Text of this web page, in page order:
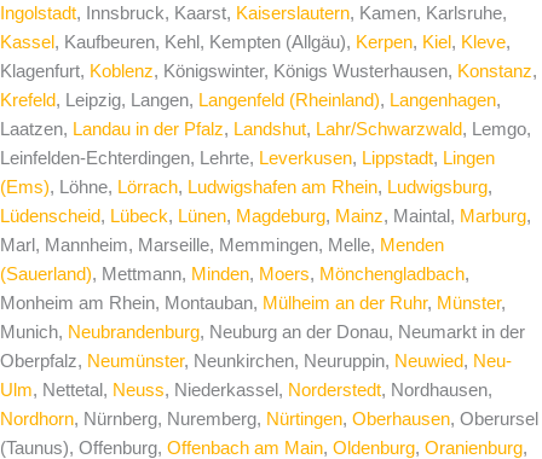
Ingolstadt, Innsbruck, Kaarst, Kaiserslautern, Kamen, Karlsruhe,
Kassel , Kaufbeuren, Kehl, Kempten (Allgäu), Kerpen, Kiel , Kleve,
Klagenfurt, Koblenz, Königswinter, Königs Wusterhausen, Konstanz,
Krefeld, Leipzig, Langen, Langenfeld (Rheinland), Langenhagen,
Laatzen, Landau in der Pfalz, Landshut, Lahr/Schwarzwald, Lemgo,
Leinfelden-Echterdingen, Lehrte, Leverkusen, Lippstadt, Lingen
(Ems), Löhne, Lörrach, Ludwigshafen am Rhein, Ludwigsburg,
Lüdenscheid, Lübeck, Lünen, Magdeburg, Mainz, Maintal, Marburg,
Marl, Mannheim, Marseille, Memmingen, Melle, Menden
(Sauerland), Mettmann, Minden, Moers, Mönchengladbach,
Monheim am Rhein, Montauban, Mülheim an der Ruhr, Münster,
Munich, Neubrandenburg, Neuburg an der Donau, Neumarkt in der
Oberpfalz, Neumünster, Neunkirchen, Neuruppin, Neuwied, Neu-
Ulm, Nettetal, Neuss, Niederkassel, Norderstedt, Nordhausen,
Nordhorn, Nürnberg, Nuremberg, Nürtingen, Oberhausen, Oberursel
(Taunus), Offenburg, Offenbach am Main, Oldenburg, Oranienburg,